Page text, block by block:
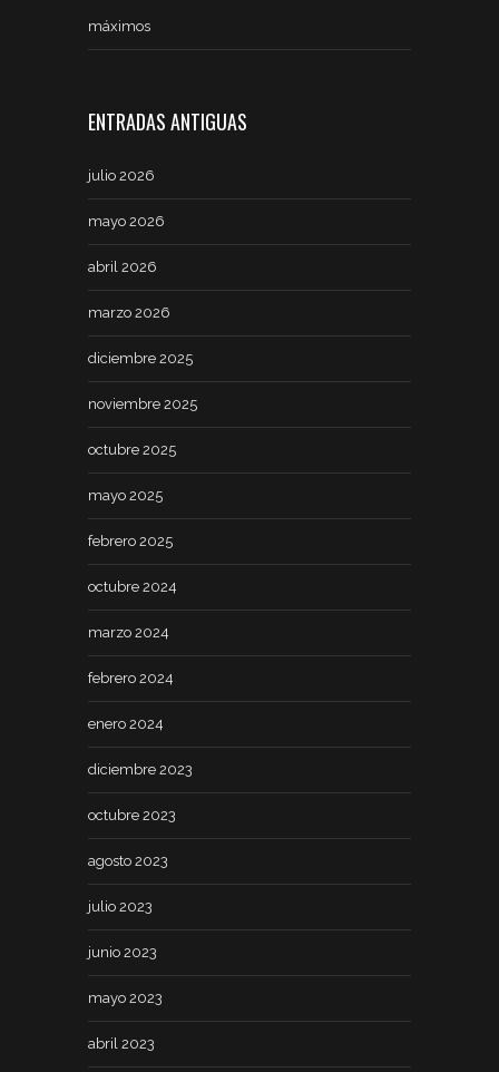
máximos
ENTRADAS ANTIGUAS
julio 2026
mayo 2026
abril 2026
marzo 2026
diciembre 2025
noviembre 2025
octubre 2025
mayo 2025
febrero 2025
octubre 2024
marzo 2024
febrero 2024
enero 2024
diciembre 2023
octubre 2023
agosto 2023
julio 2023
junio 2023
mayo 2023
abril 2023